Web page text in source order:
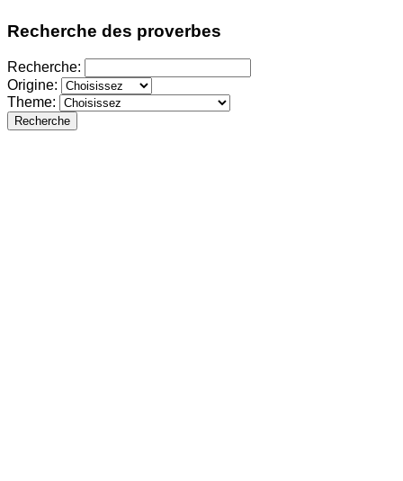
Recherche des proverbes
Recherche:
Origine:
Theme:
Recherche